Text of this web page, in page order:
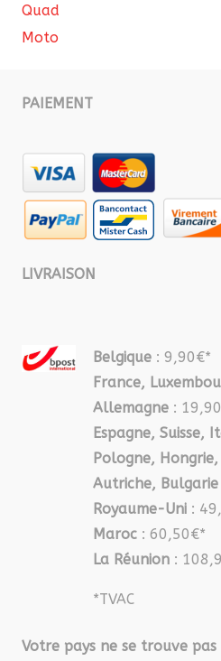
Quad
Moto
PAIEMENT
LIVRAISON
Belgique : 9,90€*
France,
Allemagne :
Espagne, Suisse,
Pologne,
Autriche, Bulgarie
Royaume-Uni :
Maroc : 60,50€*
La Réunion :
*TVAC
Votre pays ne se trouve